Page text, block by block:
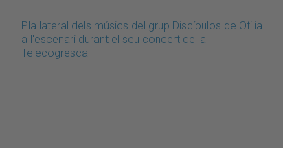
Pla lateral dels músics del grup Discípulos de Otilia
a l'escenari durant el seu concert de la
Telecogresca